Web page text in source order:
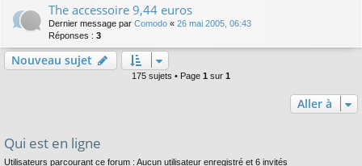
The accessoire 9,44 euros
Dernier message par Comodo « 26 mai 2005, 06:43
Réponses : 3
Nouveau sujet
175 sujets • Page 1 sur 1
Aller à
Qui est en ligne
Utilisateurs parcourant ce forum : Aucun utilisateur enregistré et 6 invités